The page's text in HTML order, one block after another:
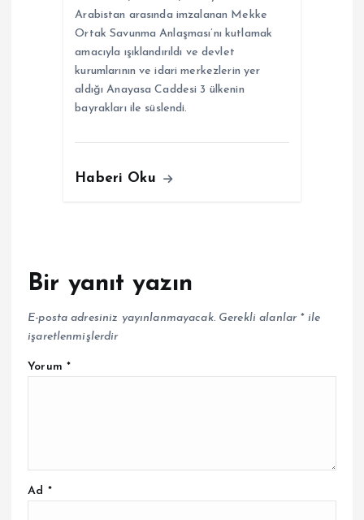
Arabistan arasında imzalanan Mekke
Ortak Savunma Anlaşması’nı kutlamak
amacıyla ışıklandırıldı ve devlet
kurumlarının ve idari merkezlerin yer
aldığı Anayasa Caddesi 3 ülkenin
bayrakları ile süslendi.
Haberi Oku
Bir yanıt yazın
E-posta adresiniz yayınlanmayacak. Gerekli alanlar *ile
işaretlenmişlerdir
Yorum *
Ad *